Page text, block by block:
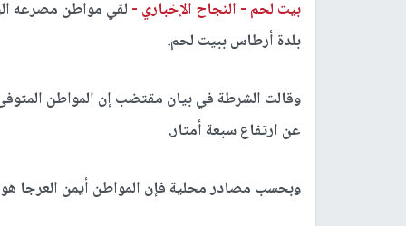
بيت لحم - النجاح الإخباري - لقي مواطن مصرعه
بلدة أرطاس ببيت لحم.
عن ارتفاع سبعة أمتار.
وبحسب مصادر محلية فإن المواطن أيمن العرجا